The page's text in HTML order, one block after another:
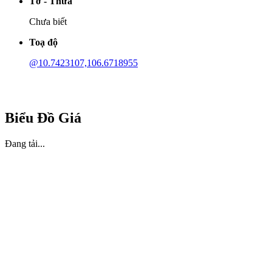
Chưa biết
Toạ độ
@10.7423107,106.6718955
Biểu Đồ Giá
Đang tải...